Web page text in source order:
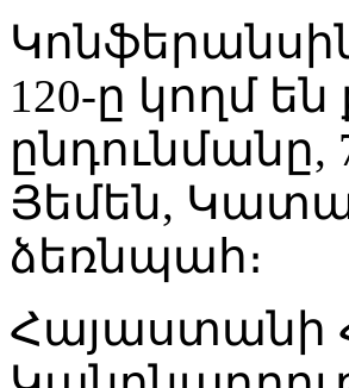
120-ը կողմ
Յեմեն,
ձեռնպահ։
Հայաստանի